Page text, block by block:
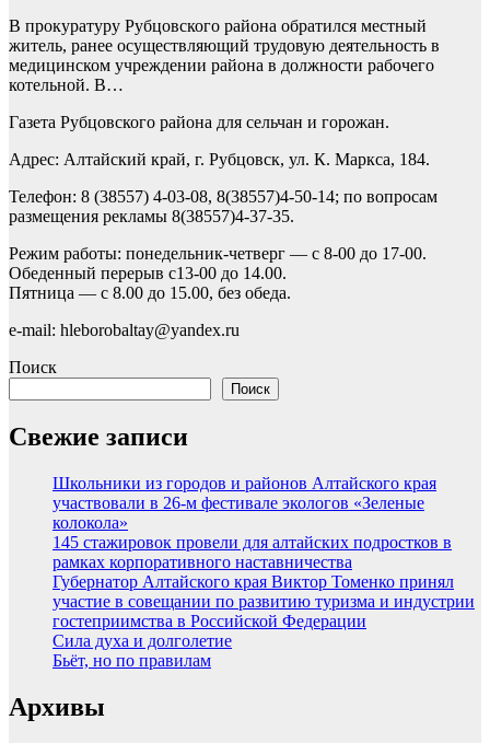
В прокуратуру Рубцовского района обратился местный
житель, ранее осуществляющий трудовую деятельность в
медицинском учреждении района в должности рабочего
котельной. В…
Газета Рубцовского района для сельчан и горожан.
Адрес: Алтайский край, г. Рубцовск, ул. К. Маркса, 184.
Телефон: 8 (38557) 4-03-08, 8(38557)4-50-14; по вопросам
размещения рекламы 8(38557)4-37-35.
Режим работы: понедельник-четверг — с 8-00 до 17-00.
Обеденный перерыв с13-00 до 14.00.
Пятница — с 8.00 до 15.00, без обеда.
e-mail: hleborobaltay@yandex.ru
Поиск
Поиск
Свежие записи
Школьники из городов и районов Алтайского края
участвовали в 26-м фестивале экологов «Зеленые
колокола»
145 стажировок провели для алтайских подростков в
рамках корпоративного наставничества
Губернатор Алтайского края Виктор Томенко принял
участие в совещании по развитию туризма и индустрии
гостеприимства в Российской Федерации
Сила духа и долголетие
Бьёт, но по правилам
Архивы